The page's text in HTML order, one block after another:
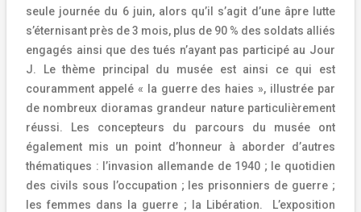
seule journée du 6 juin, alors qu’il s’agit d’une âpre lutte
s’éternisant près de 3 mois, plus de 90 % des soldats alliés
engagés ainsi que des tués n’ayant pas participé au Jour
J. Le thème principal du musée est ainsi ce qui est
couramment appelé « la guerre des haies », illustrée par
de nombreux dioramas grandeur nature particulièrement
réussi. Les concepteurs du parcours du musée ont
également mis un point d’honneur à aborder d’autres
thématiques : l’invasion allemande de 1940 ; le quotidien
des civils sous l’occupation ; les prisonniers de guerre ;
les femmes dans la guerre ; la Libération. L’exposition